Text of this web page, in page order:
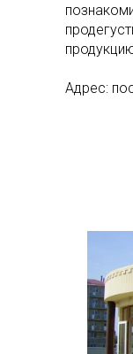
Адрес: